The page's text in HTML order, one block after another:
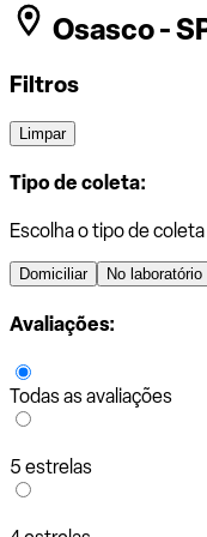
Osasco -
Filtros
Limpar
Tipo de coleta:
Escolha o tipo de coleta
Domiciliar No laboratório
Avaliações:
Todas as avaliações
5 estrelas